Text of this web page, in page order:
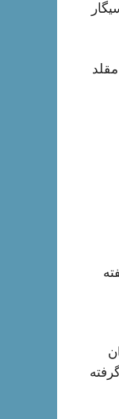
لاتین، فرانسوی، آلمانی و هلندی (که در طی ۶ هفته